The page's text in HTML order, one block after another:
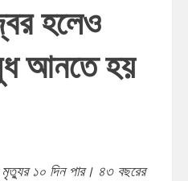
হলেও
আনতে হয়
মৃত্যুর ১০ দিন পার। ৪৩ বছরের